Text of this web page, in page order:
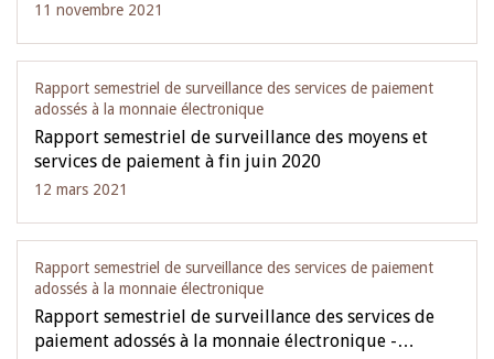
11 novembre 2021
Rapport semestriel de surveillance des services de paiement
adossés à la monnaie électronique
Rapport semestriel de surveillance des moyens et
services de paiement à fin juin 2020
12 mars 2021
Rapport semestriel de surveillance des services de paiement
adossés à la monnaie électronique
Rapport semestriel de surveillance des services de
paiement adossés à la monnaie électronique -…